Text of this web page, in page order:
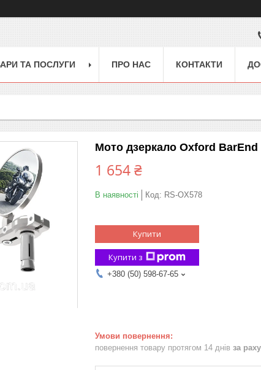
ТА ПОСЛУГИ ПРО НАС КОНТАКТИ
Мото дзеркало Oxford
1 654 ₴
В наявності Код: RS-OX578
Купити
Купити з
+380 (50) 598-67-65
повернення товару протягом 14 днів за